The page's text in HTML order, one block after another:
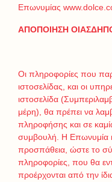
Επωνυμίας
ΑΠΟΠΟΙΗΣΗ
Οι πληροφορίες που
ιστοσελίδας, και οι
ιστοσελίδα
μέρη), θα πρέπει να
πληροφήσης και σε
συμβουλή. Η Επωνυμία
προσπάθεια, ώστε το
πληροφορίες, που θα
προέρχονται από την